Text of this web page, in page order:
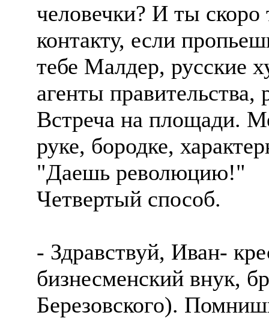
человечки? И ты
контакту, если
тебе Малдер, русские
агенты правительства,
Встреча на площади.
руке, бородке,
"Даешь революцию!"
Четвертый способ.
- Здравствуй, Иван-
бизнесменский внук,
Березовского).